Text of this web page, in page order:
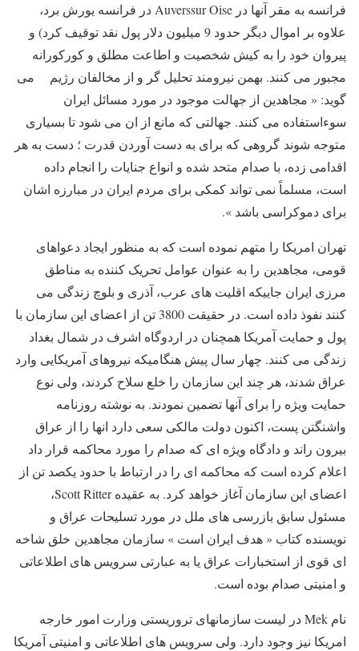
فرانسه به مقر آنها در Auverssur Oiseدر فرانسه یورش برد،
علاوه بر اموال دیگر حدود 9 میلیون دلار پول نقد توقیف کرد) و
پیروان خود را به کیش شخصیت و اطاعت مطلق و کورکورانه
مجبور می کنند. بهمن نیرومند تحلیل گر و از مخالفان رژیم می
گوید: « مجاهدین از جهالت موجود در مورد مسائل ایران
سوءاستفاده می کنند. جهالتی که مانع از ان می شود تا بسیاری
متوجه شوند گروهی که برای به دست آوردن قدرت ؛ دست به هر
اقدامی زده، با صدام متحد شده و انواع جنایات را انجام داده
است، مسلماً نمی تواند کمکی برای مردم ایران در مبارزه اشان
برای دموکراسی باشد ».
تهران امریکا را متهم نموده است که به منظور ایجاد دعواهای
قومی، مجاهدین را به عنوان عوامل تحریک کننده به مناطق
مرزی ایران جاییکه اقلیت های عرب، آذری و بلوچ زندگی می
کنند نفوذ داده است. در حقیقت 3800 تن از اعضای این سازمان با
پول و حمایت آمریکا همچنان در اردوگاه اشرف در شمال بغداد
زندگی می کنند. چهار سال پیش هنگامیکه نیروهای آمریکایی وارد
عراق شدند، هر چند این سازمان را خلع سلاح کردند، ولی نوع
حمایت ویژه را برای آنها تضمین نمودند. به نوشته روزنامه
واشنگتن پست، اکنون دولت مالکی سعی دارد انها را از عراق
بیرون راند و دادگاه ویژه ای که صدام را مورد محاکمه قرار داد
اعلام کرده است که محاکمه ای را در ارتباط با حدود یکصد تن از
اعضای این سازمان آغاز خواهد کرد. به عقیده Scott Ritter
،
مسئول سابق بازرسی های ملل در مورد تسلیحات عراق و
نویسنده کتاب « هدف ایران است » سازمان مجاهدین خلق شاخه
ای قوی از استخبارات عراق یا به عبارتی سرویس های اطلاعاتی
و امنیتی صدام بوده است.
نام Mek
در لیست سازمانهای تروریستی وزارت امور خارجه
امریکا نیز وجود دارد. ولی سرویس های اطلاعاتی و امنیتی آمریکا